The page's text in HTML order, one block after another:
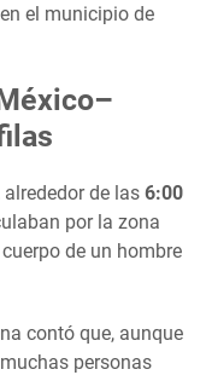
el municipio de
de las 6:00
por la zona
de un hombre
contó que, aunque
personas